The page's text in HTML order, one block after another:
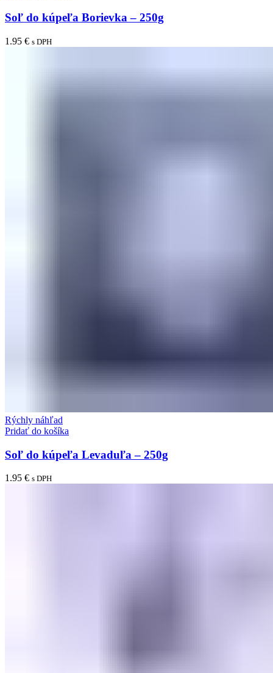
Soľ do kúpeľa Borievka – 250g
1.95 € s DPH
Rýchly náhľad
Pridať do košíka
Soľ do kúpeľa Levaduľa – 250g
1.95 € s DPH